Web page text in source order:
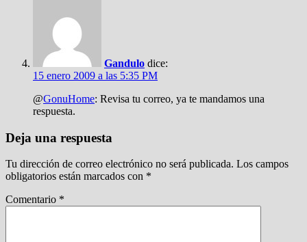
Gandulo dice:
15 enero 2009 a las 5:35 PM
@GonuHome: Revisa tu correo, ya te mandamos una
respuesta.
Deja una respuesta
Tu dirección de correo electrónico no será publicada. Los campos
obligatorios están marcados con *
Comentario *